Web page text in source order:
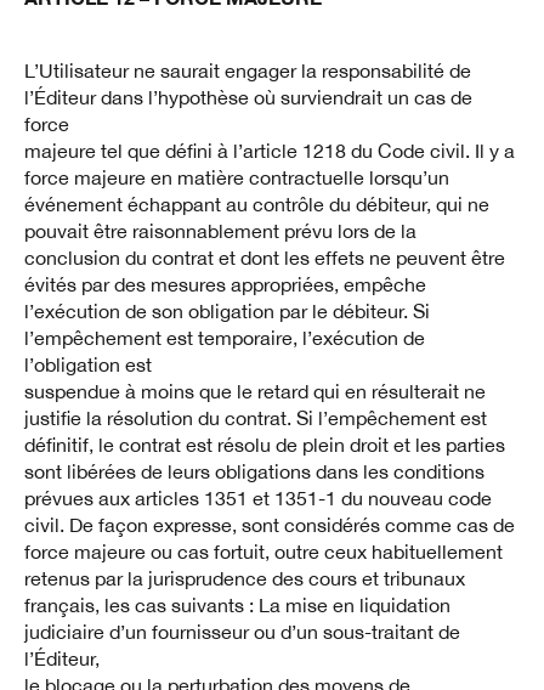
L’Utilisateur ne saurait engager la responsabilité de
l’Éditeur dans l’hypothèse où surviendrait un cas de
force
majeure tel que défini à l’article 1218 du Code civil. Il y a
force majeure en matière contractuelle lorsqu’un
événement échappant au contrôle du débiteur, qui ne
pouvait être raisonnablement prévu lors de la
conclusion du contrat et dont les effets ne peuvent être
évités par des mesures appropriées, empêche
l’exécution de son obligation par le débiteur. Si
l’empêchement est temporaire, l’exécution de
l’obligation est
suspendue à moins que le retard qui en résulterait ne
justifie la résolution du contrat. Si l’empêchement est
définitif, le contrat est résolu de plein droit et les parties
sont libérées de leurs obligations dans les conditions
prévues aux articles 1351 et 1351-1 du nouveau code
civil. De façon expresse, sont considérés comme cas de
force majeure ou cas fortuit, outre ceux habituellement
retenus par la jurisprudence des cours et tribunaux
français, les cas suivants : La mise en liquidation
judiciaire d’un fournisseur ou d’un sous-traitant de
l’Éditeur,
le blocage ou la perturbation des moyens de